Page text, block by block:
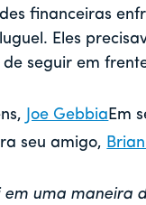
financeiras
Eles
seguir em
Joe Gebbia Em
seu amigo,
em uma maneira